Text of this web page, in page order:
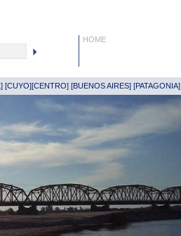
HOME
] [CUYO][CENTRO] [BUENOS AIRES] [PATAGONIA]